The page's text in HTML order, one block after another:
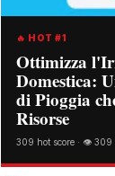
🔥 HOT #1
Ottimizza
Domestica:
di Pioggia
Risorse
309 hot score · 👁️ 309